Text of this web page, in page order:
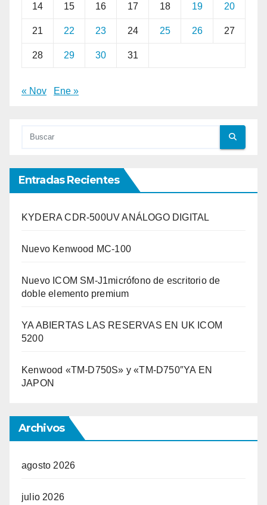
14 15 16 17 18 19 20
21 22 23 24 25 26 27
28 29 30 31
« Nov Ene »
Entradas Recientes
KYDERA CDR-500UV ANÁLOGO DIGITAL
Nuevo Kenwood MC-100
Nuevo ICOM SM-J1micrófono de escritorio de
doble elemento premium
YA ABIERTAS LAS RESERVAS EN UK ICOM
5200
Kenwood «TM-D750S» y «TM-D750″YA EN
JAPON
Archivos
agosto 2026
julio 2026